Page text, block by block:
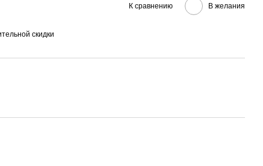
К сравнению В желания
скидки